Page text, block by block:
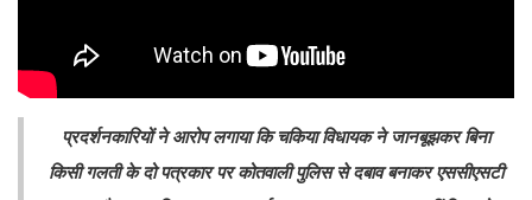
प्रदर्शनकारियों ने आरोप लगाया कि चकिया विधायक ने जानबूझकर बिना
किसी गलती के दो पत्रकार पर कोतवाली पुलिस से दबाव बनाकर एससीएसटी